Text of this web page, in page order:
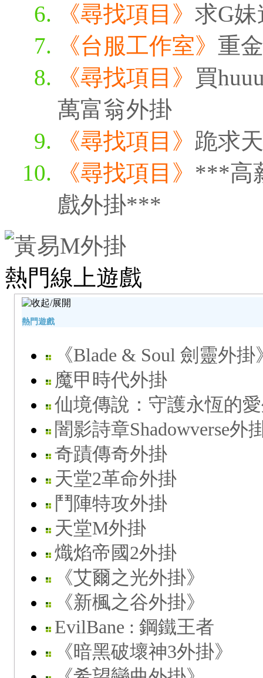
《尋找項目》 求G
《台服工作室》 重
《尋找項目》 買
萬富翁外掛
《尋找項目》 跪求
《尋找項目》 ***高
戲外掛***
熱門線上遊戲
熱門遊戲
《Blade & Soul 劍靈外掛
魔甲時代外掛
仙境傳說：守護永恆的
闇影詩章Shadowverse外
奇蹟傳奇外掛
天堂2革命外掛
鬥陣特攻外掛
天堂M外掛
熾焰帝國2外掛
《艾爾之光外掛》
《新楓之谷外掛》
EvilBane : 鋼鐵王者
《暗黑破壞神3外掛》